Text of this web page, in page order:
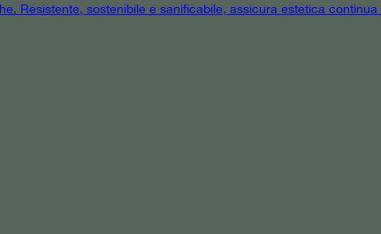
Resistente, sostenibile e sanificabile, assicura estetica